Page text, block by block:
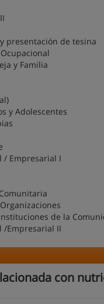
presentación de tesina
y Familia
y Adolescentes
/ Empresarial I
de la
/Empresarial II
con